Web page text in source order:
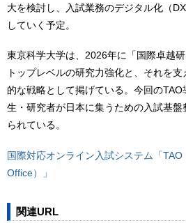
大を検討し、入試業務のデジタル化（
していく予定。
東京科学大学は、2026年に「国際卓越
トップレベルの研究力強化と、それを
的な戦略として掲げている。今回の
生・研究者が日本に集うための入試基
られている。
国際対応オンライン入試システム「
Office）」
関連URL